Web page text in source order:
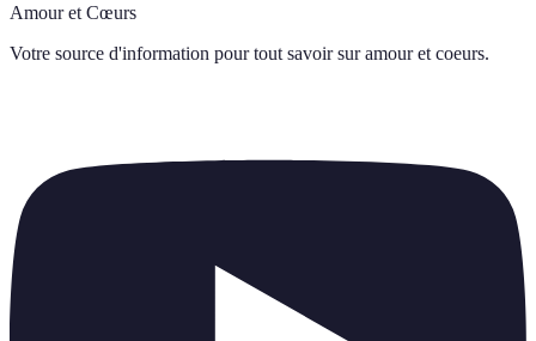
Amour et Cœurs
Votre source d'information pour tout savoir sur amour et coeurs.